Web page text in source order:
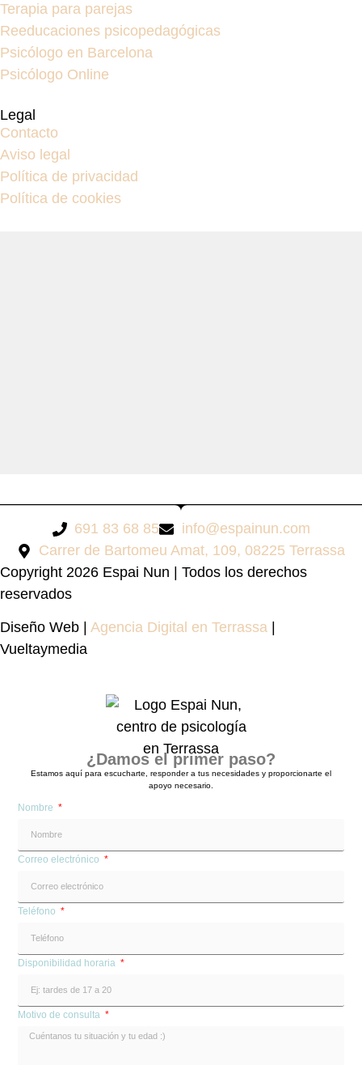
Terapia para parejas
Reeducaciones psicopedagógicas
Psicólogo en Barcelona
Psicólogo Online
Legal
Contacto
Aviso legal
Política de privacidad
Política de cookies
691 83 68 85
info@espainun.com
Carrer de Bartomeu Amat, 109, 08225 Terrassa
Copyright 2026 Espai Nun | Todos los derechos
reservados
Diseño Web | Agencia Digital en Terrassa
Vueltaymedia
¿Damos el primer paso?
Estamos aquí para escucharte, responder a tus necesidades y proporcionarte el
apoyo necesario.
Nombre
Correo electrónico
Teléfono
Disponibilidad horaria
Motivo de consulta